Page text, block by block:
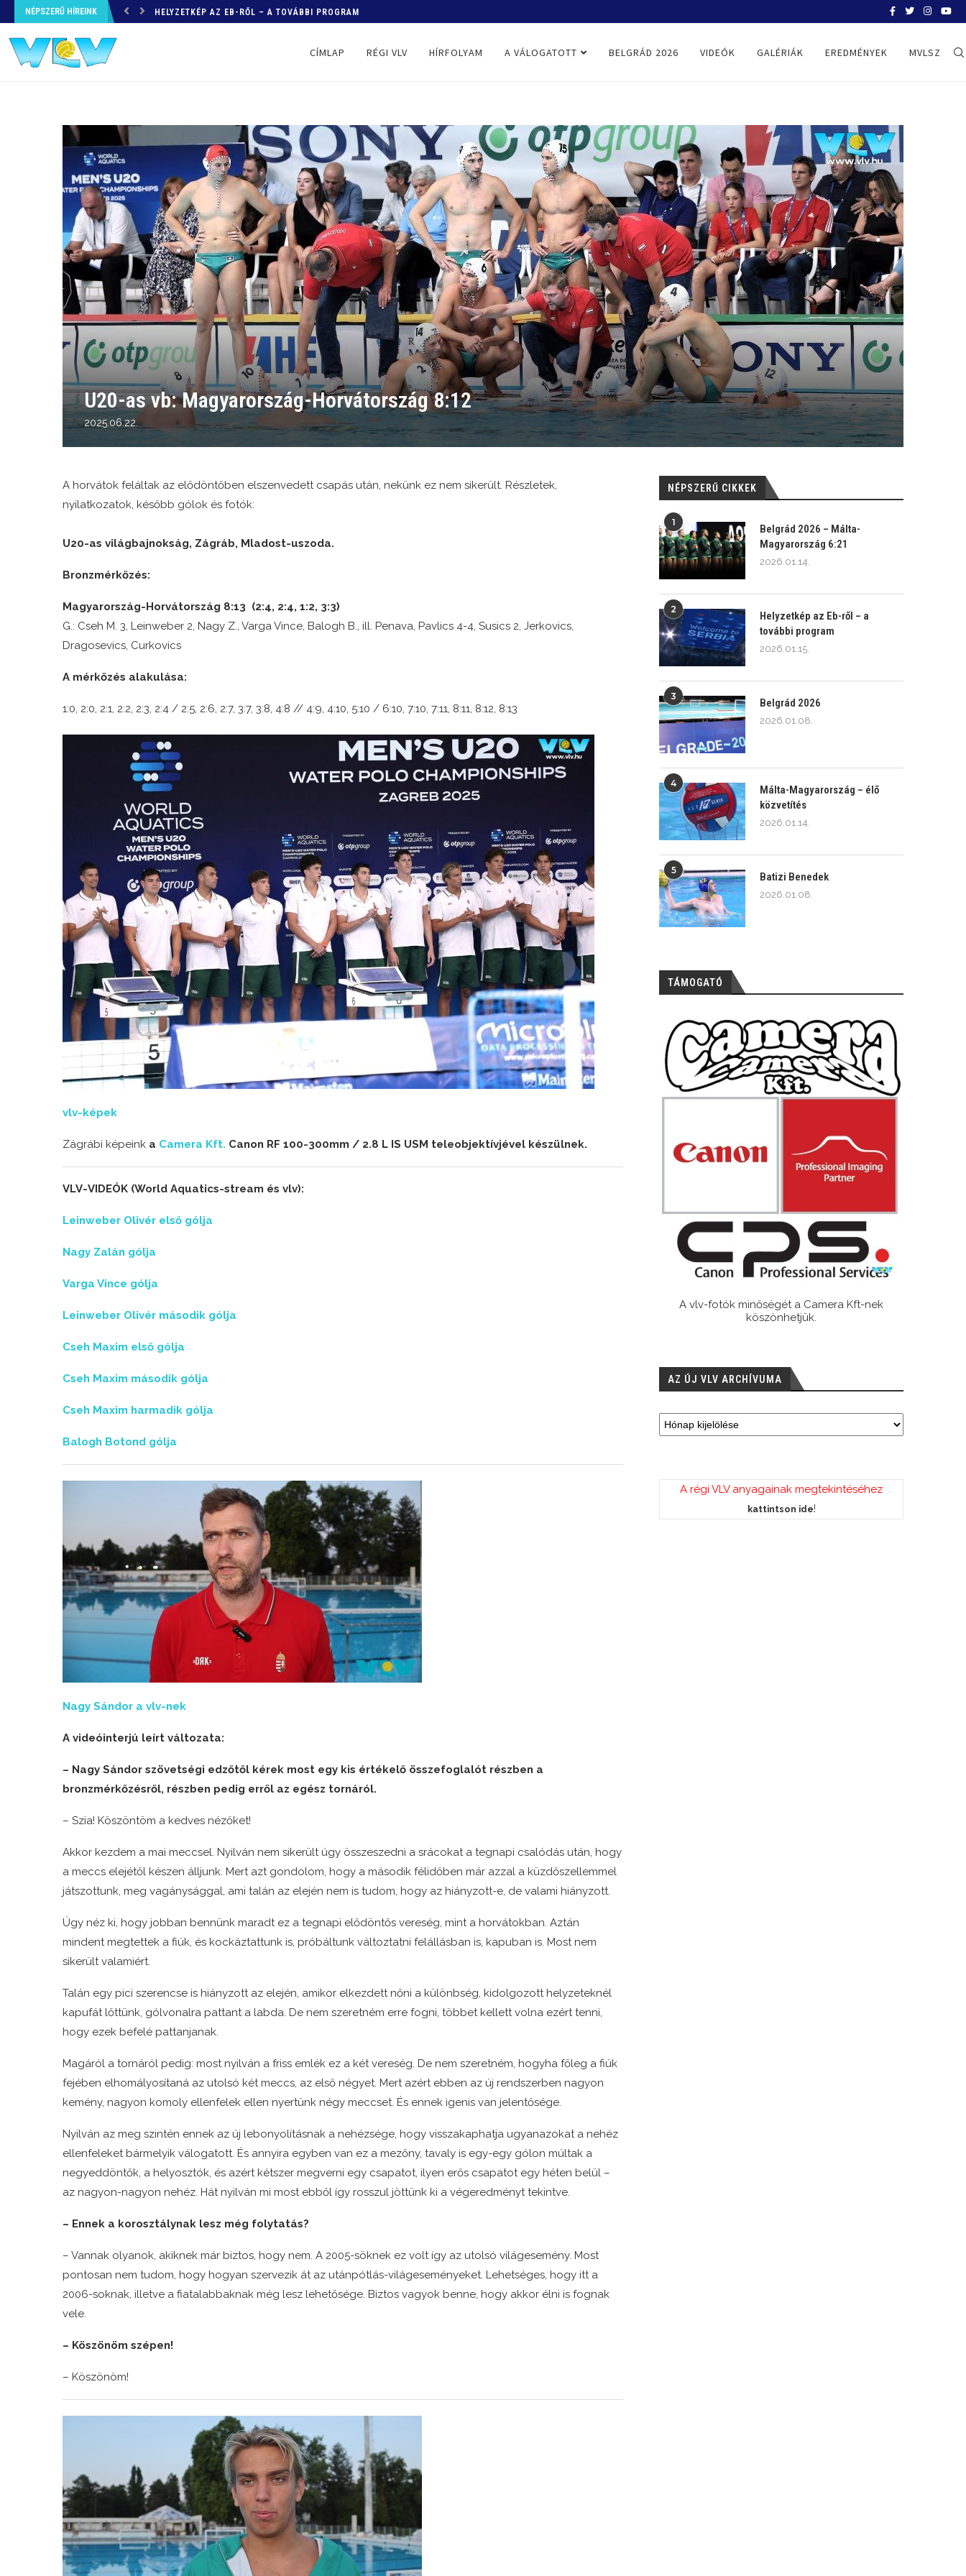
NÉPSZERŰ HÍREINK HELYZETKÉP AZ EB-RŐL – A TOVÁBBI PROGRAM
CÍMLAP RÉGI VLV HÍRFOLYAM A VÁLOGATOTT BELGRÁD 2026 VIDEÓK GALÉRIÁK EREDMÉNYEK MVLSZ
U20-as vb: Magyarország-Horvátország 8:12
2025.06.22.
A horvátok feláltak az elődöntőben elszenvedett csapás után, nekünk ez nem sikerült. Részletek,
nyilatkozatok, később gólok és fotók:
U20-as világbajnokság, Zágráb, Mladost-uszoda.
Bronzmérkőzés:
Magyarország-Horvátország 8:13 (2:4, 2:4, 1:2, 3:3)
G.: Cseh M. 3, Leinweber 2, Nagy Z., Varga Vince, Balogh B., ill. Penava, Pavlics 4-4, Susics 2, Jerkovics,
Dragosevics, Curkovics
A mérkőzés alakulása:
1:0, 2:0, 2:1, 2:2, 2:3, 2:4 / 2:5, 2:6, 2:7, 3:7, 3:8, 4:8 // 4:9, 4:10, 5:10 / 6:10, 7:10, 7:11, 8:11, 8:12, 8:13
vlv-képek
Zágrábi képeink a Camera Kft. Canon RF 100-300mm / 2.8 L IS USM teleobjektívjével készülnek.
VLV-VIDEÓK (World Aquatics-stream és vlv):
Leinweber Olivér első gólja
Nagy Zalán gólja
Varga Vince gólja
Leinweber Olivér második gólja
Cseh Maxim első gólja
Cseh Maxim második gólja
Cseh Maxim harmadik gólja
Balogh Botond gólja
Nagy Sándor a vlv-nek
A videóinterjú leírt változata:
– Nagy Sándor szövetségi edzőtől kérek most egy kis értékelő összefoglalót részben a
bronzmérkőzésről, részben pedig erről az egész tornáról.
– Szia! Köszöntöm a kedves nézőket!
Akkor kezdem a mai meccsel. Nyilván nem sikerült úgy összeszedni a srácokat a tegnapi csalódás után, hogy
a meccs elejétől készen álljunk. Mert azt gondolom, hogy a második félidőben már azzal a küzdőszellemmel
játszottunk, meg vagánysággal, ami talán az elején nem is tudom, hogy az hiányzott-e, de valami hiányzott.
Úgy néz ki, hogy jobban bennünk maradt ez a tegnapi elődöntős vereség, mint a horvátokban. Aztán
mindent megtettek a fiúk, és kockáztattunk is, próbáltunk változtatni felállásban is, kapuban is. Most nem
sikerült valamiért.
Talán egy pici szerencse is hiányzott az elején, amikor elkezdett nőni a különbség, kidolgozott helyzeteknél
kapufát lőttünk, gólvonalra pattant a labda. De nem szeretném erre fogni, többet kellett volna ezért tenni,
hogy ezek befelé pattanjanak.
Magáról a tornáról pedig: most nyilván a friss emlék ez a két vereség. De nem szeretném, hogyha főleg a fiúk
fejében elhomályosítaná az utolsó két meccs, az első négyet. Mert azért ebben az új rendszerben nagyon
kemény, nagyon komoly ellenfelek ellen nyertünk négy meccset. És ennek igenis van jelentősége.
Nyilván az meg szintén ennek az új lebonyolításnak a nehézsége, hogy visszakaphatja ugyanazokat a nehéz
ellenfeleket bármelyik válogatott. És annyira egyben van ez a mezőny, tavaly is egy-egy gólon múltak a
negyeddöntők, a helyosztók, és azért kétszer megverni egy csapatot, ilyen erős csapatot egy héten belül –
az nagyon-nagyon nehéz. Hát nyilván mi most ebből így rosszul jöttünk ki a végeredményt tekintve.
– Ennek a korosztálynak lesz még folytatás?
– Vannak olyanok, akiknek már biztos, hogy nem. A 2005-söknek ez volt így az utolsó világesemény. Most
pontosan nem tudom, hogy hogyan szervezik át az utánpótlás-világeseményeket. Lehetséges, hogy itt a
2006-soknak, illetve a fiatalabbaknak még lesz lehetősége. Biztos vagyok benne, hogy akkor élni is fognak
vele.
– Köszönöm szépen!
– Köszönöm!
NÉPSZERŰ CIKKEK
1
Belgrád 2026 – Málta-
Magyarország 6:21
2026.01.14.
2
Helyzetkép az Eb-ről – a
további program
2026.01.15.
3
Belgrád 2026
2026.01.08.
4
Málta-Magyarország – élő
közvetítés
2026.01.14.
5
Batizi Benedek
2026.01.08.
TÁMOGATÓ
A vlv-fotók minőségét a Camera Kft-nek
köszönhetjük.
AZ ÚJ VLV ARCHÍVUMA
A régi VLV anyagainak megtekintéséhez
kattintson ide!